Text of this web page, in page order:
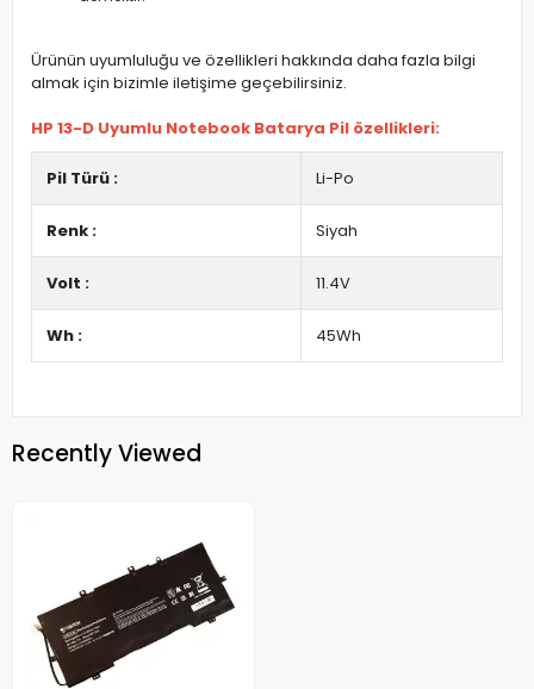
Ürünün uyumluluğu ve özellikleri hakkında daha fazla bilgi
almak için bizimle iletişime geçebilirsiniz.
HP 13-D Uyumlu Notebook Batarya Pil özellikleri:
Pil Türü : Li-Po
Renk : Siyah
Volt : 11.4V
Wh : 45Wh
Recently Viewed